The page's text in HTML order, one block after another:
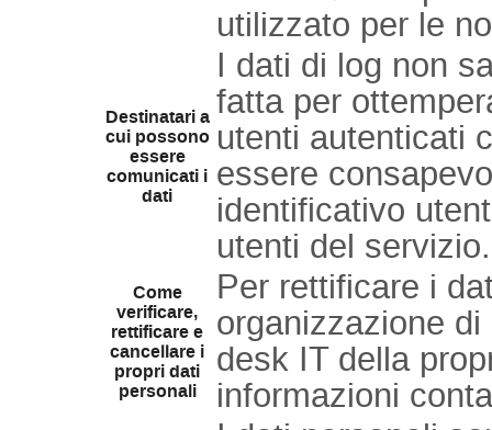
utilizzato per le
Destinatari a
cui possono
essere
comunicati i
dati
I dati di log non
fatta per
utenti autenticati
essere
identificativo
utenti del servizio.
Come
verificare,
rettificare e
cancellare i
propri dati
personali
Per rettificare i
organizzazione
desk IT della
informazioni